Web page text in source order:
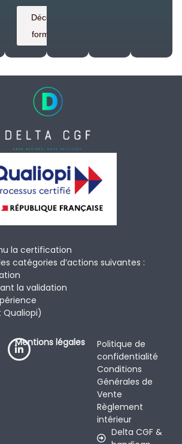
Découvrez
formations
la certification
catégories d’actions suivantes :
la validation
Mentions légales
Politique de
confidentialité
Conditions
Générales de
Vente
Règlement
intérieur
Delta CGF &